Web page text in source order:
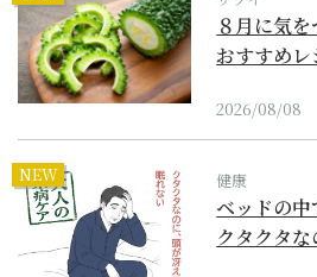
８月に気
おすすめ
2026/08/08
NEW 健康
ベッドの
クタクタ